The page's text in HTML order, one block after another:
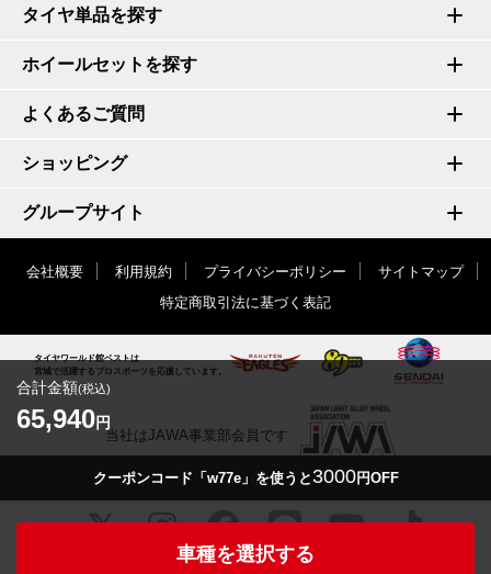
合計金額(税込)
65,940円
クーポンコード「w77e」を使うと 3000円OFF
車種を選択する
タイヤ単品を探す
ホイールセットを探す
よくあるご質問
ショッピング
グループサイト
会社概要 利用規約 プライバシーポリシー
サイトマップ
特定商取引法に基づく表記
タイヤワールド館ベストは
宮城で活躍するプロスポーツを応援しています。
当社はJAWA事業部会員です